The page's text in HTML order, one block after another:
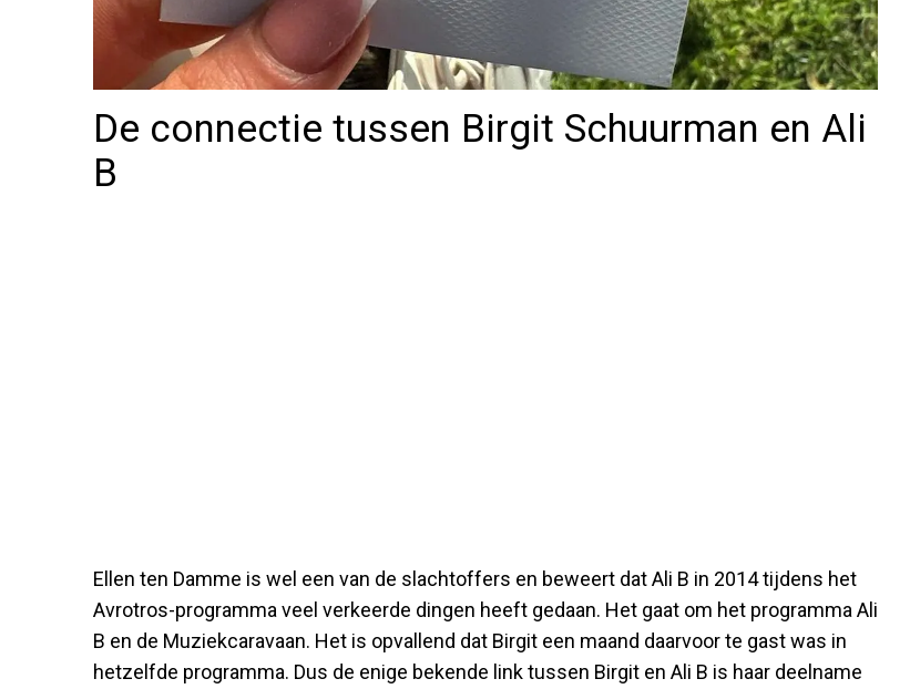
De connectie tussen Birgit Schuurman en Ali
B
Ellen ten Damme is wel een van de slachtoffers en beweert dat Ali B in 2014 tijdens het
Avrotros-programma veel verkeerde dingen heeft gedaan. Het gaat om het programma Ali
B en de Muziekcaravaan. Het is opvallend dat Birgit een maand daarvoor te gast was in
hetzelfde programma. Dus de enige bekende link tussen Birgit en Ali B is haar deelname